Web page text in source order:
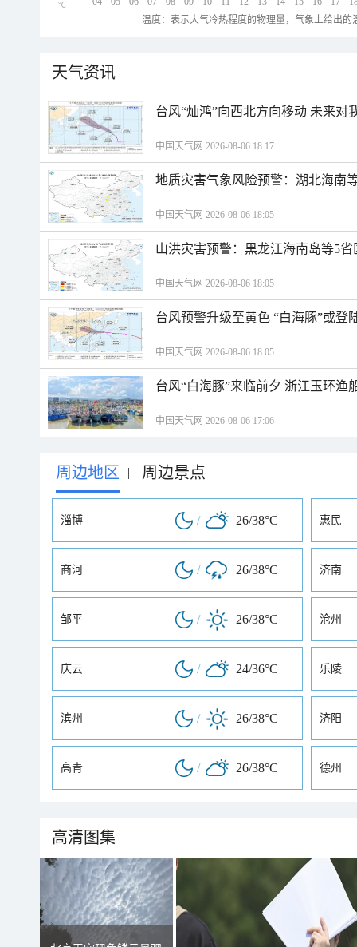
℃
温度：表示大气冷热程度的物理量，气象上给出
天气资讯
台风“灿鸿”向西北方向移动 未来对
中国天气网 2026-08-06 18:17
地质灾害气象风险预警：湖北海南
中国天气网 2026-08-06 18:05
山洪灾害预警：黑龙江海南岛等5
中国天气网 2026-08-06 18:05
台风预警升级至黄色 “白海豚”或登
中国天气网 2026-08-06 18:05
台风“白海豚”来临前夕 浙江玉环渔
中国天气网 2026-08-06 17:06
周边地区 | 周边景点
淄博 / 26/38°C 惠民
商河 / 26/38°C 济南
邹平 / 26/38°C 沧州
庆云 / 24/36°C 乐陵
滨州 / 26/38°C 济阳
高青 / 26/38°C 德州
高清图集